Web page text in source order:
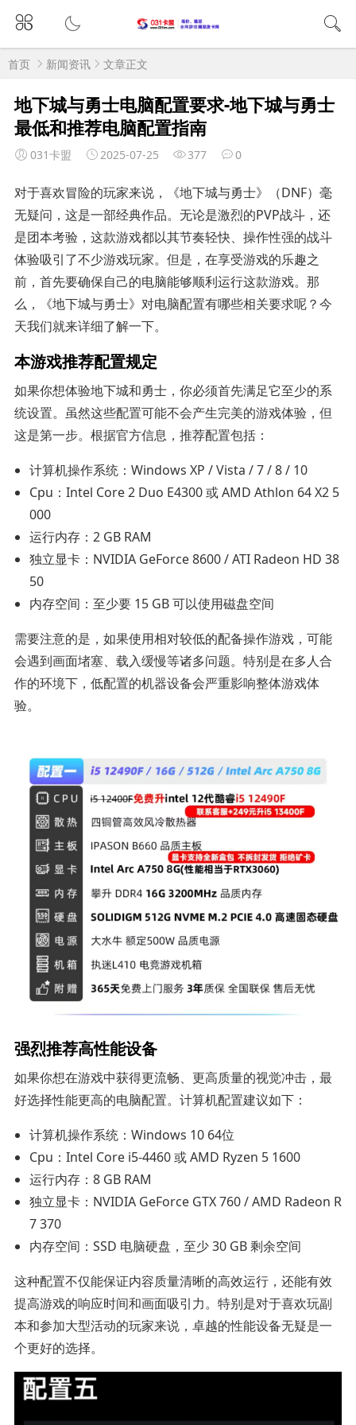
首页 新闻资讯 文章正文
地下城与勇士电脑配置要求-地下城与勇士
最低和推荐电脑配置指南
031卡盟 2025-07-25 377 0
对于喜欢冒险的玩家来说，《地下城与勇士》（DNF）毫
无疑问，这是一部经典作品。无论是激烈的PVP战斗，还
是团本考验，这款游戏都以其节奏轻快、操作性强的战斗
体验吸引了不少游戏玩家。但是，在享受游戏的乐趣之
前，首先要确保自己的电脑能够顺利运行这款游戏。那
么，《地下城与勇士》对电脑配置有哪些相关要求呢？今
天我们就来详细了解一下。
本游戏推荐配置规定
如果你想体验地下城和勇士，你必须首先满足它至少的系
统设置。虽然这些配置可能不会产生完美的游戏体验，但
这是第一步。根据官方信息，推荐配置包括：
计算机操作系统：Windows XP / Vista / 7 / 8 / 10
Cpu：Intel Core 2 Duo E4300 或 AMD Athlon 64 X2 5
000
运行内存：2 GB RAM
独立显卡：NVIDIA GeForce 8600 / ATI Radeon HD 38
50
内存空间：至少要 15 GB 可以使用磁盘空间
需要注意的是，如果使用相对较低的配备操作游戏，可能
会遇到画面堵塞、载入缓慢等诸多问题。特别是在多人合
作的环境下，低配置的机器设备会严重影响整体游戏体
验。
强烈推荐高性能设备
如果你想在游戏中获得更流畅、更高质量的视觉冲击，最
好选择性能更高的电脑配置。计算机配置建议如下：
计算机操作系统：Windows 10 64位
Cpu：Intel Core i5-4460 或 AMD Ryzen 5 1600
运行内存：8 GB RAM
独立显卡：NVIDIA GeForce GTX 760 / AMD Radeon R
7 370
内存空间：SSD 电脑硬盘，至少 30 GB 剩余空间
这种配置不仅能保证内容质量清晰的高效运行，还能有效
提高游戏的响应时间和画面吸引力。特别是对于喜欢玩副
本和参加大型活动的玩家来说，卓越的性能设备无疑是一
个更好的选择。